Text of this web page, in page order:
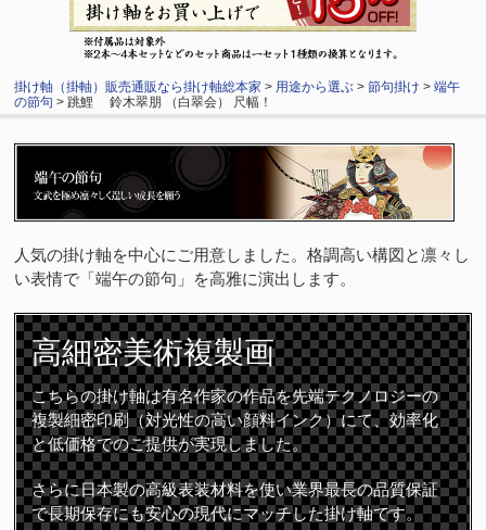
掛け軸（掛軸）販売通販なら掛け軸総本家 > 用途から選ぶ >節句掛け >端午
の節句 > 跳鯉 鈴木翠朋 （白翠会） 尺幅！
人気の掛け軸を中心にご用意しました。格調高い構図と凛々し
い表情で「端午の節句」を高雅に演出します。
高細密美術複製画
こちらの掛け軸は有名作家の作品を先端テクノロジーの
複製細密印刷（対光性の高い顔料インク）にて、効率化
と低価格でのご提供が実現しました。
さらに日本製の高級表装材料を使い業界最長の品質保証
で長期保存にも安心の現代にマッチした掛け軸です。